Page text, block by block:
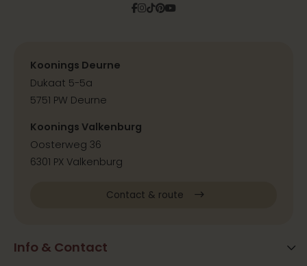
Facebook
Instagram
Tiktok
Pinterest
YouTube
Info & Contact
Koonings Deurne
Dukaat 5-5a
5751 PW Deurne
Koonings Valkenburg
Oosterweg 36
6301 PX Valkenburg
Contact & route